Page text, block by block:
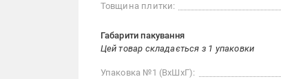
Товщина плитки:
Габарити пакування
Цей товар складається з 1 упаковки
Упаковка №1 (ВхШхГ):